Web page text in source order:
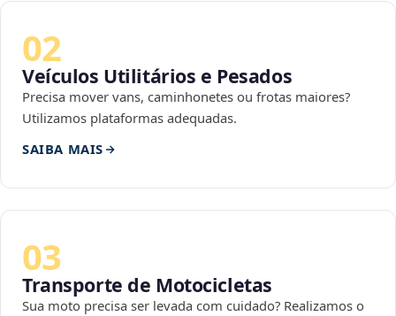
02
Veículos Utilitários e Pesados
Precisa mover vans, caminhonetes ou frotas maiores?
Utilizamos plataformas adequadas.
SAIBA MAIS
03
Transporte de Motocicletas
Sua moto precisa ser levada com cuidado? Realizamos o